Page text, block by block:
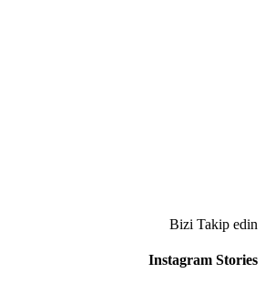
Bizi Takip edin
Instagram Stories